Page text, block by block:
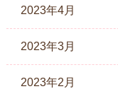
2023年4月
2023年3月
2023年2月